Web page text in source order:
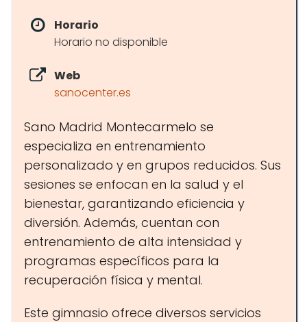
Horario
Horario no disponible
Web
sanocenter.es
Sano Madrid Montecarmelo se
especializa en entrenamiento
personalizado y en grupos reducidos. Sus
sesiones se enfocan en la salud y el
bienestar, garantizando eficiencia y
diversión. Además, cuentan con
entrenamiento de alta intensidad y
programas específicos para la
recuperación física y mental.
Este gimnasio ofrece diversos servicios